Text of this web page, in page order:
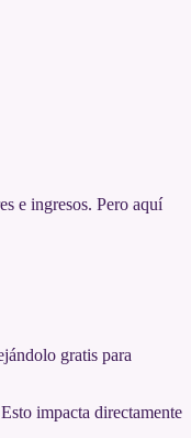
e ingresos. Pero aquí
gratis para
impacta directamente